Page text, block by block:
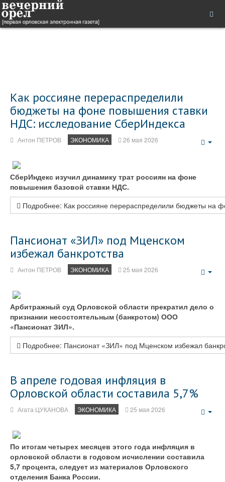
Как россияне перераспределили
бюджеты на фоне повышения ставки
НДС: исследование СберИндекса
Антон ПЕТРОВ ЭКОНОМИКА 26 мая 2026
СберИндекс изучил динамику трат россиян на фоне
повышения базовой ставки НДС.
Подробнее: Как россияне перераспределили бюджеты на
Пансионат «ЗИЛ» под Мценском
избежал банкротства
Антон ПЕТРОВ ЭКОНОМИКА 25 мая 2026
Арбитражный суд Орловской области прекратил дело о
признании несостоятельным (банкротом) ООО
«Пансионат ЗИЛ».
Подробнее: Пансионат «ЗИЛ» под Мценском избежал
В апреле годовая инфляция в
Орловской области составила 5,7%
Агата ЦУКАНОВА ЭКОНОМИКА 25 мая 2026
По итогам четырех месяцев этого года инфляция в
орловской области в годовом исчислении составила
5,7 процента, следует из материалов Орловского
отделения Банка России.